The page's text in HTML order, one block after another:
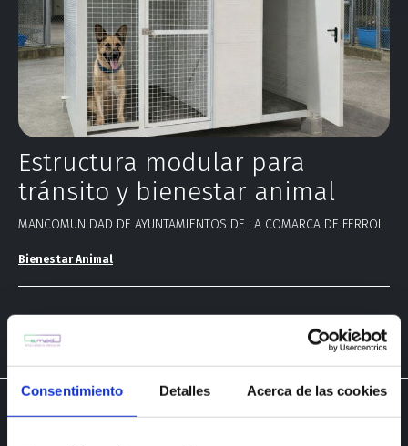
Consentimiento Detalles Acerca de las cookies
Estructura modular para
tránsito y bienestar animal
MANCOMUNIDAD DE AYUNTAMIENTOS DE LA COMARCA DE FERROL
Bienestar Animal